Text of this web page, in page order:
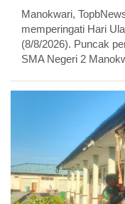
Manokwari,
memperingati Hari
(8/8/2026). Puncak
SMA Negeri 2